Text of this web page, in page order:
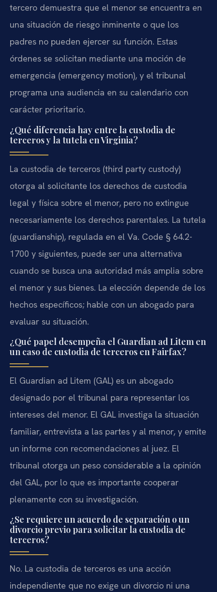
tercero demuestra que el menor se encuentra en
una situación de riesgo inminente o que los
padres no pueden ejercer su función. Estas
órdenes se solicitan mediante una moción de
emergencia (emergency motion), y el tribunal
programa una audiencia en su calendario con
carácter prioritario.
¿Qué diferencia hay entre la custodia de
terceros y la tutela en Virginia?
La custodia de terceros (third party custody)
otorga al solicitante los derechos de custodia
legal y física sobre el menor, pero no extingue
necesariamente los derechos parentales. La tutela
(guardianship), regulada en el Va. Code § 64.2-
1700 y siguientes, puede ser una alternativa
cuando se busca una autoridad más amplia sobre
el menor y sus bienes. La elección depende de los
hechos específicos; hable con un abogado para
evaluar su situación.
¿Qué papel desempeña el Guardian ad Litem en
un caso de custodia de terceros en Fairfax?
El Guardian ad Litem (GAL) es un abogado
designado por el tribunal para representar los
intereses del menor. El GAL investiga la situación
familiar, entrevista a las partes y al menor, y emite
un informe con recomendaciones al juez. El
tribunal otorga un peso considerable a la opinión
del GAL, por lo que es importante cooperar
plenamente con su investigación.
¿Se requiere un acuerdo de separación o un
divorcio previo para solicitar la custodia de
terceros?
No. La custodia de terceros es una acción
independiente que no exige un divorcio ni una